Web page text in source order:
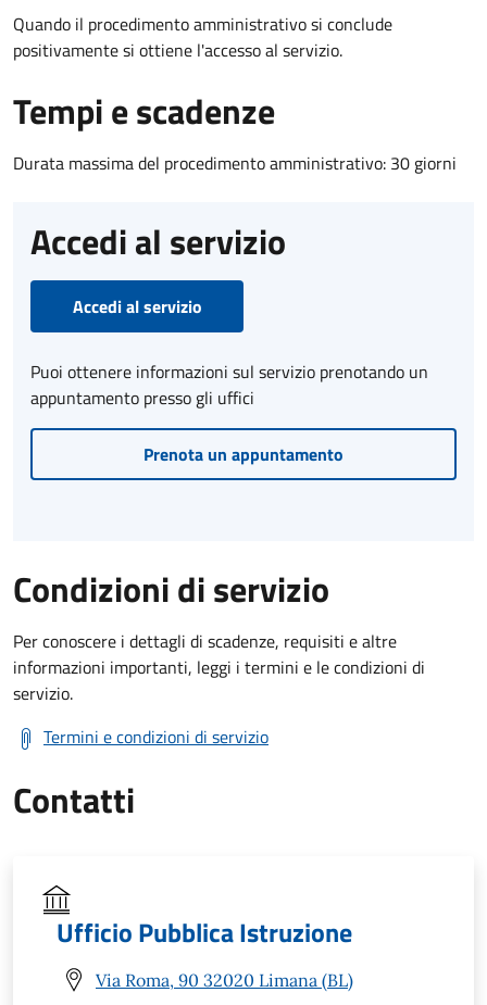
Quando il procedimento amministrativo si conclude
positivamente si ottiene l'accesso al servizio.
Tempi e scadenze
Durata massima del procedimento amministrativo: 30 giorni
Accedi al servizio
Accedi al servizio
Puoi ottenere informazioni sul servizio prenotando un
appuntamento presso gli uffici
Prenota un appuntamento
Condizioni di servizio
Per conoscere i dettagli di scadenze, requisiti e altre
informazioni importanti, leggi i termini e le condizioni di
servizio.
Termini e condizioni di servizio
Contatti
Ufficio Pubblica Istruzione
Via Roma, 90 32020 Limana (BL)